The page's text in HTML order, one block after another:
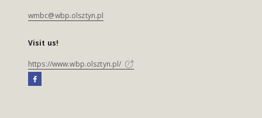
wmbc@wbp.olsztyn.pl
Visit us!
https://www.wbp.olsztyn.pl/